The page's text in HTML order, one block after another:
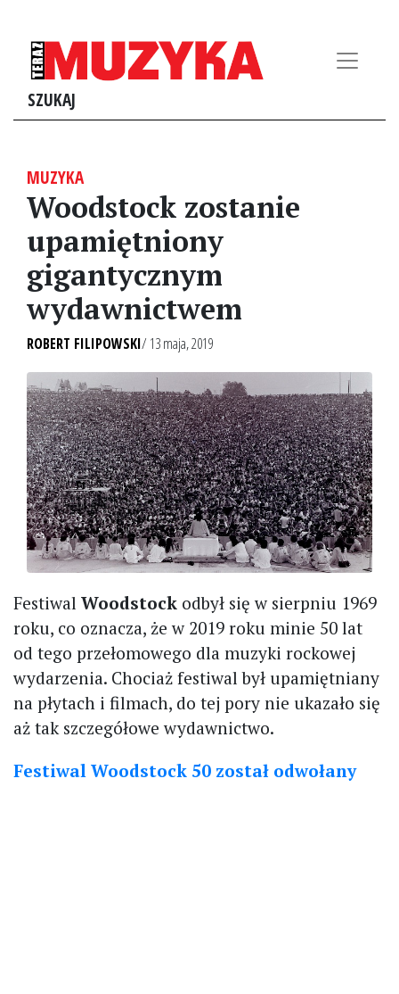
SZUKAJ
MUZYKA
Woodstock zostanie
upamiętniony
gigantycznym
wydawnictwem
ROBERT FILIPOWSKI/ 13 maja, 2019
Festiwal Woodstock odbył się w sierpniu 1969
roku, co oznacza, że w 2019 roku minie 50 lat
od tego przełomowego dla muzyki rockowej
wydarzenia. Chociaż festiwal był upamiętniany
na płytach i filmach, do tej pory nie ukazało się
aż tak szczegółowe wydawnictwo.
Festiwal Woodstock 50 został odwołany